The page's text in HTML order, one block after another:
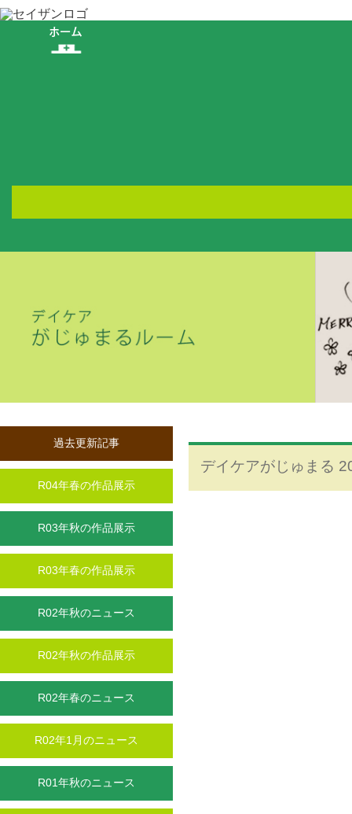
過去更新記事
R04年春の作品展示
R03年秋の作品展示
R03年春の作品展示
R02年秋のニュース
R02年秋の作品展示
R02年春のニュース
R02年1月のニュース
R01年秋のニュース
デイケアがじゅまる